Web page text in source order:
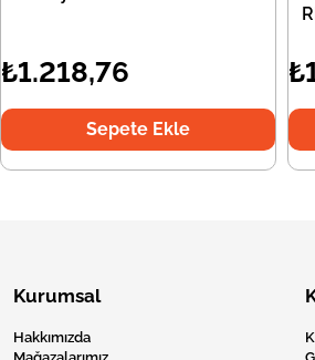
₺1.218,76
Sepete Ekle
Kurumsal
Hakkımızda